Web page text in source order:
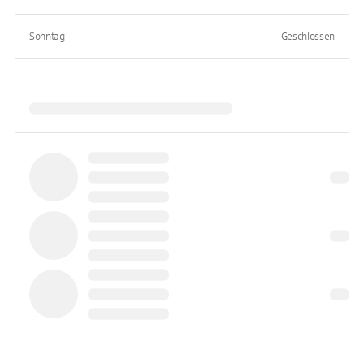
Sonntag Geschlossen